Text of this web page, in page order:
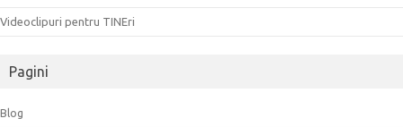
Videoclipuri pentru TINEri
Pagini
Blog